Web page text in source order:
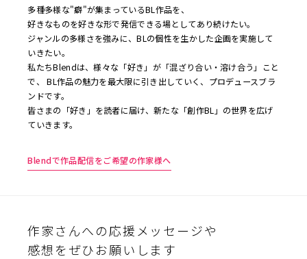
多種多様な"癖"が集まっているBL作品を、
好きなものを好きな形で発信できる場としてあり続けたい。
ジャンルの多様さを強みに、BLの個性を生かした企画を実施して
いきたい。
私たちBlendは、様々な「好き」が「混ざり合い・溶け合う」こと
で、 BL作品の魅力を最大限に引き出していく、プロデュースブラ
ンドです。
皆さまの「好き」を読者に届け、新たな「創作BL」の世界を広げ
ていきます。
Blendで作品配信をご希望の作家様へ
作家さんへの応援メッセージや
感想をぜひお願いします